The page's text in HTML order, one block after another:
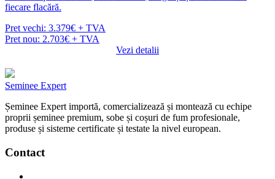
fiecare flacără.
Pret vechi: 3.379€ + TVA
Pret nou: 2.703€ + TVA
Vezi detalii
Seminee Expert
Șeminee Expert importă, comercializează și montează cu echipe
proprii șeminee premium, sobe și coșuri de fum profesionale,
produse și sisteme certificate și testate la nivel european.
Contact